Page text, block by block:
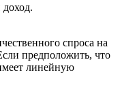
доход.
спроса на
предположить, что
линейную